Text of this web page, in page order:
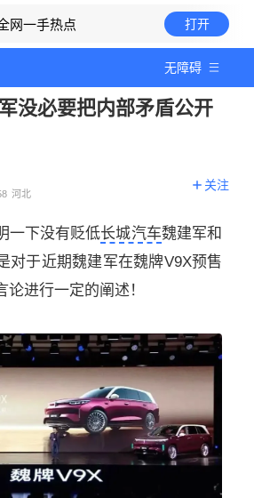
网一手热点 打开
无障碍
没必要把内部矛盾公开
河北
关注
一下没有贬低长城汽车魏建军和
对于近期魏建军在魏牌V9X预售
进行一定的阐述！